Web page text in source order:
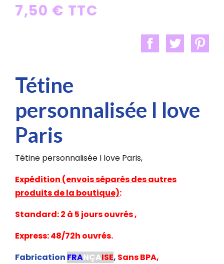
7,50 € TTC
Tétine
personnalisée I love
Paris
Tétine personnalisée I love Paris,
Expédition (envois séparés des autres
produits de la boutique):
Standard: 2 à 5 jours ouvrés ,
Express: 48/72h ouvrés.
Fabrication FRANÇAISE, Sans BPA,